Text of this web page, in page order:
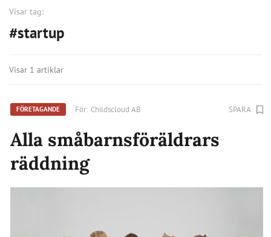
Visar tag:
#startup
Visar 1 artiklar
FÖRETAGANDE För: Childscloud AB SPARA
Alla småbarnsföräldrars
räddning